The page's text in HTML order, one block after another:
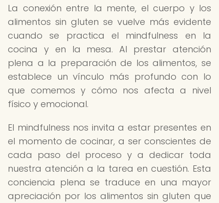
La conexión entre la mente, el cuerpo y los
alimentos sin gluten se vuelve más evidente
cuando se practica el mindfulness en la
cocina y en la mesa. Al prestar atención
plena a la preparación de los alimentos, se
establece un vínculo más profundo con lo
que comemos y cómo nos afecta a nivel
físico y emocional.
El mindfulness nos invita a estar presentes en
el momento de cocinar, a ser conscientes de
cada paso del proceso y a dedicar toda
nuestra atención a la tarea en cuestión. Esta
conciencia plena se traduce en una mayor
apreciación por los alimentos sin gluten que